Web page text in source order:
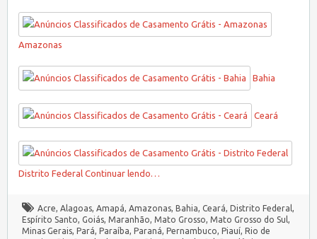
Amazonas
Bahia
Ceará
Distrito Federal Continuar lendo…
Acre, Alagoas, Amapá, Amazonas, Bahia, Ceará, Distrito Federal,
Espírito Santo, Goiás, Maranhão, Mato Grosso, Mato Grosso do Sul,
Minas Gerais, Pará, Paraíba, Paraná, Pernambuco, Piauí, Rio de